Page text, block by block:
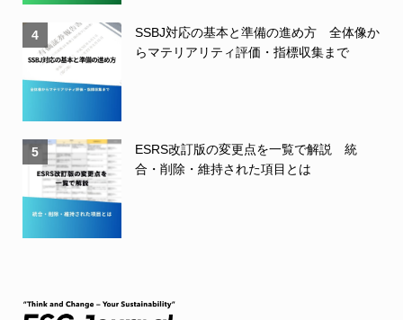
4
SSBJ対応の基本と準備の進め方 全体像か
らマテリアリティ評価・指標収集まで
5
ESRS改訂版の変更点を一覧で解説 統
合・削除・維持された項目とは